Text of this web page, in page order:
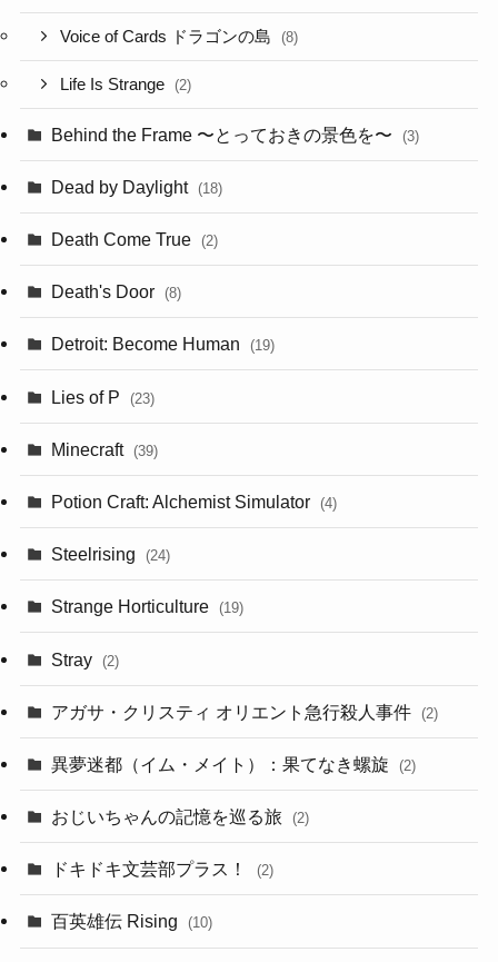
Voice of Cards ドラゴンの島 (8)
Life Is Strange (2)
Behind the Frame 〜とっておきの景色を〜 (3)
Dead by Daylight (18)
Death Come True (2)
Death's Door (8)
Detroit: Become Human (19)
Lies of P (23)
Minecraft (39)
Potion Craft: Alchemist Simulator (4)
Steelrising (24)
Strange Horticulture (19)
Stray (2)
アガサ・クリスティ オリエント急行殺人事件 (2)
異夢迷都（イム・メイト）：果てなき螺旋 (2)
おじいちゃんの記憶を巡る旅 (2)
ドキドキ文芸部プラス！ (2)
百英雄伝 Rising (10)